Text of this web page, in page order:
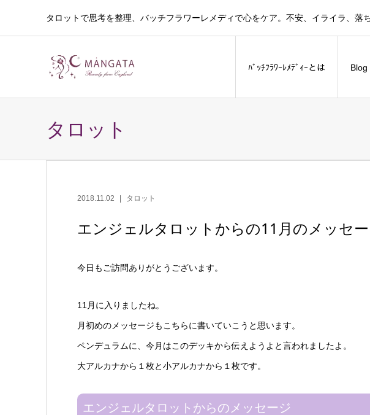
タロットで思考を整理、バッチフラワーレメディで心をケア。不安、イライラ、落
ﾊﾞｯﾁﾌﾗﾜｰﾚﾒﾃﾞｨｰとは Blog
タロット
2018.11.02 タロット
エンジェルタロットからの11月のメッセー
今日もご訪問ありがとうございます。
11月に入りましたね。
月初めのメッセージもこちらに書いていこうと思います。
ペンデュラムに、今月はこのデッキから伝えようよと言われましたよ。
大アルカナから１枚と小アルカナから１枚です。
エンジェルタロットからのメッセージ